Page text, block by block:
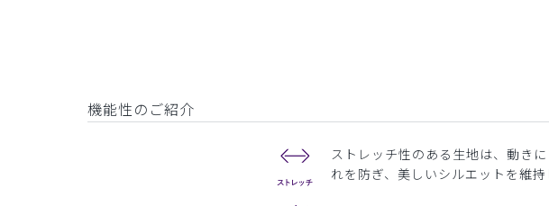
機能性のご紹介
ストレッチ性のある生地は、動き
れを防ぎ、美しいシルエットを維持